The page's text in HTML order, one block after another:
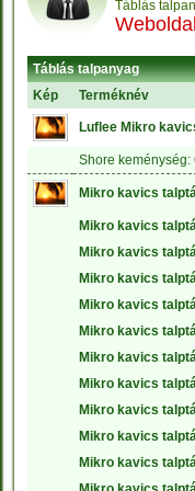
Táblás
Táblás talpanyag
Kép
Terméknév
Luflee Mikro
Shore keménység:
Mikro kavics
Mikro kavics
Mikro kavics
Mikro kavics
Mikro kavics
Mikro kavics
Mikro kavics
Mikro kavics
Mikro kavics
Mikro kavics
Mikro kavics